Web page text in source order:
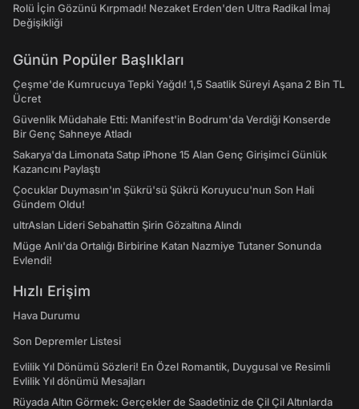
Rolü İçin Gözünü Kırpmadı! Nezaket Erden'den Ultra Radikal İmaj
Değişikliği
Günün Popüler Başlıkları
Çeşme'de Kumrucuya Tepki Yağdı! 1,5 Saatlik Süreyi Aşana 2 Bin TL
Ücret
Güvenlik Müdahale Etti: Manifest'in Bodrum'da Verdiği Konserde
Bir Genç Sahneye Atladı
Sakarya'da Limonata Satıp iPhone 15 Alan Genç Girişimci Günlük
Kazancını Paylaştı
Çocuklar Duymasın'ın Şükrü'sü Şükrü Koruyucu'nun Son Hali
Gündem Oldu!
ultrAslan Lideri Sebahattin Şirin Gözaltına Alındı
Müge Anlı'da Ortalığı Birbirine Katan Nazmiye Tutaner Sonunda
Evlendi!
Hızlı Erişim
Hava Durumu
Son Depremler Listesi
Evlilik Yıl Dönümü Sözleri! En Özel Romantik, Duygusal ve Resimli
Evlilik Yıl dönümü Mesajları
Rüyada Altın Görmek: Gerçekler de Saadetiniz de Çil Çil Altınlarda